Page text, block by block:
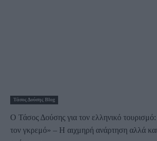
Τάσος Δούσης Blog
Ο Τάσος Δούσης για τον ελληνικό
τον γκρεμό» – Η αιχμηρή ανάρτηση αλλά